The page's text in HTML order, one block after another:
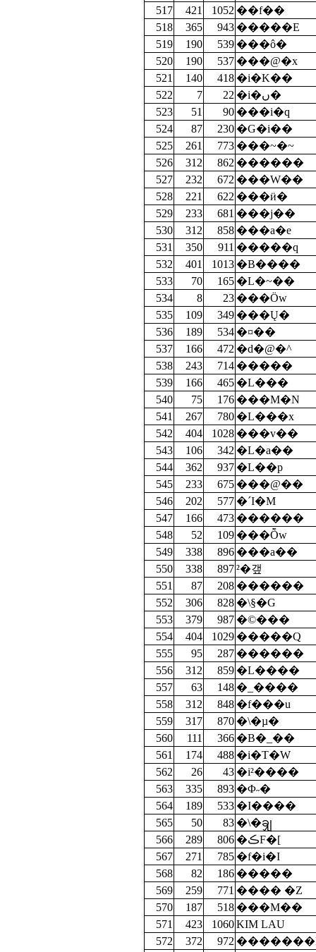
517
421 1052 ��f��
518
365 943 �����E
519
190 539 ���ô�
520
190 537 ���@�x
521
140 418 �i�K��
522
7 22
�i�ں�
523
51 90 ���i�q
524
87 230 �G�i��
525
261 773 ���~�~
526
312 862 ������
527
232 672 ���W��
528
221 622 ���ӥ�
529
233 681 ���j��
530
312 858 ���a�e
531
350 911 �����q
532
401 1013 �B����
533
70 165 �L�~��
534
8 23 ���Ӧw
535
109 349 ���Ų�
536
189 534 �¤��
537
166 472 �d�@�^
538
243 714 �����
539
166 465 �L���
540
75 176 ���M�N
541
267 780 �L���x
542
404 1028 ���v��
543
106 342 �L�a��
544
362 937 �L��p
545
233 675 ���@��
546
202 577 �´I�M
547
166 473 ������
548
52 109 ���Ȭw
549
338 896 ���a��
550
338 897 ²�갶
551
87 208 ������
552
306 828 �\§�G
553
379 987 �©���
554
404 1029 �����Q
555
95 287 ������
556
312 859 �L����
557
63 148 �_����
558
312 848 �f���u
559
317 870 �\�µ�
560
111 366 �B�_��
561
174 488 �i�T�W
562
26 43 �i²����
563
335 893 �Φ˶�
564
189 533 �I����
565
50 83 �\�ꩾ
566
289 806
�ڪF�[
567
271 785 �f�i�I
568
82 186 �����
569
259 771 ���� �Z
570
187 518 ���M��
571
423 1060 KIM LAU
572
372 972